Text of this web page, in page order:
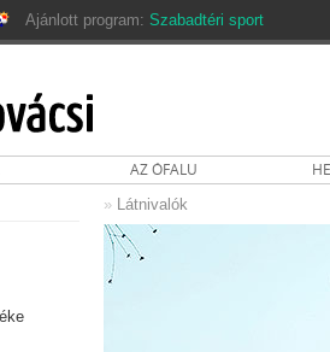
Ajánlott program: Szabadtéri sport
AZ ÓFALU
» Látnivalók